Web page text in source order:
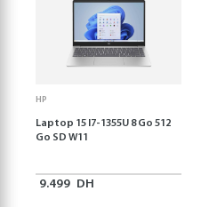
HP
Laptop 15 I7-1355U 8 Go 512
Go SD W11
9.499 DH